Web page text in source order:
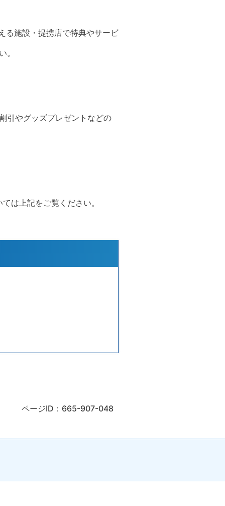
る施設・提携店で特典やサービ
。
引やグッズプレゼントなどの
は上記をご覧ください。
ページID：665-907-048